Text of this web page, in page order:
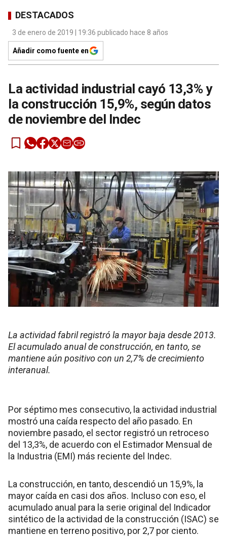
DESTACADOS
3 de enero de 2019 | 19:36 publicado hace 8 años
Añadir como fuente en
La actividad industrial cayó 13,3% y
la construcción 15,9%, según datos
de noviembre del Indec
La actividad fabril registró la mayor baja desde 2013.
El acumulado anual de construcción, en tanto, se
mantiene aún positivo con un 2,7% de crecimiento
interanual.
Por séptimo mes consecutivo, la actividad industrial
mostró una caída respecto del año pasado. En
noviembre pasado, el sector registró un retroceso
del 13,3%, de acuerdo con el Estimador Mensual de
la Industria (EMI) más reciente del Indec.
La construcción, en tanto, descendió un 15,9%, la
mayor caída en casi dos años. Incluso con eso, el
acumulado anual para la serie original del Indicador
sintético de la actividad de la construcción (ISAC) se
mantiene en terreno positivo, por 2,7 por ciento.